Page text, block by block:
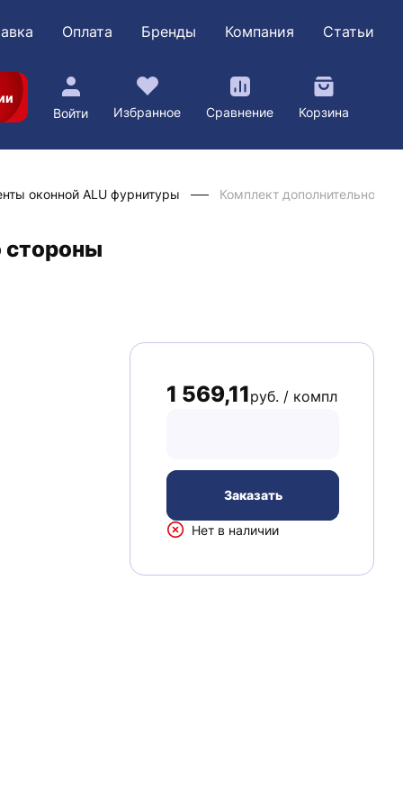
Оплата Бренды Компания Статьи
Войти
Избранное Сравнение Корзина
оконной ALU фурнитуры Комплект дополнительного
стороны
1 569,11руб. / компл
Заказать
Нет в наличии